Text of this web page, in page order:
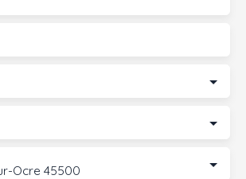
Ocre 45500